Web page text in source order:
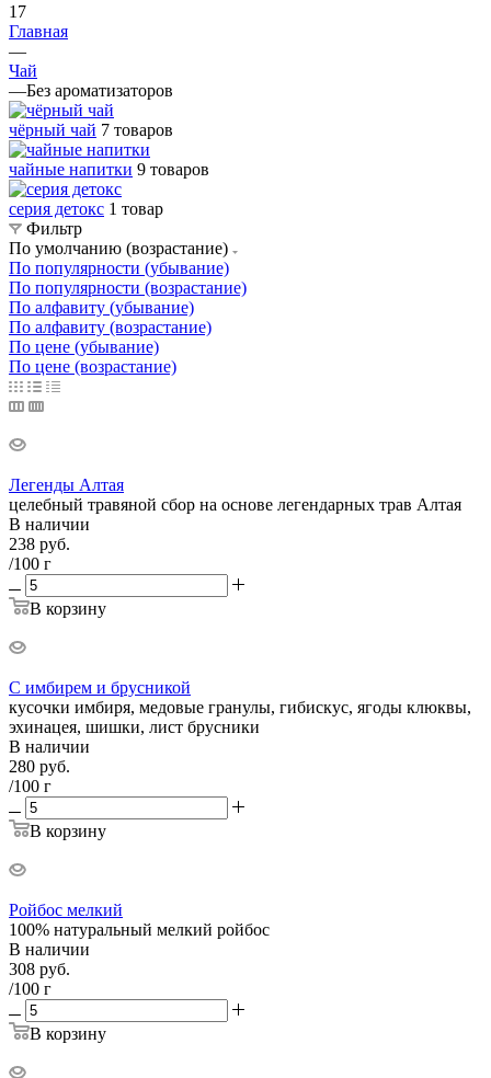
17
Главная
—
Чай
—Без ароматизаторов
чёрный чай 7 товаров
чайные напитки 9 товаров
серия детокс 1 товар
Фильтр
По умолчанию (возрастание)
По популярности (убывание)
По популярности (возрастание)
По алфавиту (убывание)
По алфавиту (возрастание)
По цене (убывание)
По цене (возрастание)
Легенды Алтая
целебный травяной сбор на основе легендарных трав Алтая
В наличии
238 руб.
/100 г
В корзину
С имбирем и брусникой
кусочки имбиря, медовые гранулы, гибискус, ягоды клюквы,
эхинацея, шишки, лист брусники
В наличии
280 руб.
/100 г
В корзину
Ройбос мелкий
100% натуральный мелкий ройбос
В наличии
308 руб.
/100 г
В корзину